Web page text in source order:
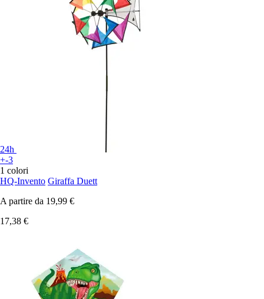
24h
+-3
1 colori
HQ-Invento Giraffa Duett
A partire da 19,99 €
17,38 €